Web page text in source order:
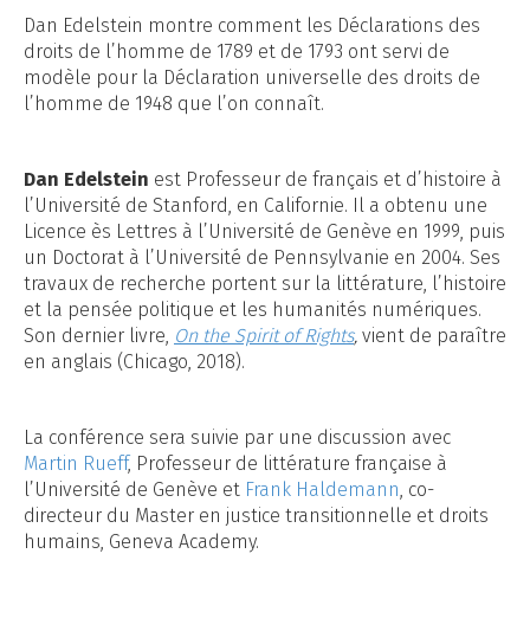
Dan Edelstein montre comment les Déclarations des
droits de l’homme de 1789 et de 1793 ont servi de
modèle pour la Déclaration universelle des droits de
l’homme de 1948 que l’on connaît.
Dan Edelstein est Professeur de français et d’histoire à
l’Université de Stanford, en Californie. Il a obtenu une
Licence ès Lettres à l’Université de Genève en 1999, puis
un Doctorat à l’Université de Pennsylvanie en 2004. Ses
travaux de recherche portent sur la littérature, l’histoire
et la pensée politique et les humanités numériques.
Son dernier livre, On the Spirit of Rights, vient de paraître
en anglais (Chicago, 2018).
La conférence sera suivie par une discussion avec
Martin Rueff, Professeur de littérature française à
l’Université de Genève et Frank Haldemann, co-
directeur du Master en justice transitionnelle et droits
humains, Geneva Academy.